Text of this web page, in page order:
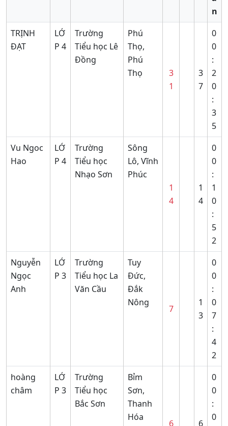
n
TRỊNH
ĐẠT
LỚ
P 4
Trường
Tiểu học Lê
Đồng
Phú
Thọ,
Phú
Thọ
3
1
3
7
0
0
:
2
0
:
3
5
Vu Ngoc
Hao
LỚ
P 4
Trường
Tiểu học
Nhạo Sơn
Sông
Lô, Vĩnh
Phúc
1
4
1
4
0
0
:
1
0
:
5
2
Nguyễn
Ngọc
Anh
LỚ
P 3
Trường
Tiểu học La
Văn Cầu
Tuy
Đức,
Đắk
Nông
7
1
3
0
0
:
0
7
:
4
2
hoàng
châm
LỚ
P 3
Trường
Tiểu học
Bắc Sơn
Bỉm
Sơn,
Thanh
Hóa
6 6
0
0
:
0